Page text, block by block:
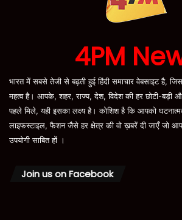
4PM
भारत में सबसे तेजी से बढ़ती हुई हिंदी समाचार वेबसाइट है,
महत्व है। आपके, शहर, राज्य, देश, विदेश की हर छोटी-
पहले मिले, यही इसका लक्ष्य है। कोशिश है कि आपको
लाइफस्टाइल, फैशन जैसे हर क्षेत्र की वो ख़बरें दी जाएँ जो
उपयोगी साबित हों ।
Join us on Facebook